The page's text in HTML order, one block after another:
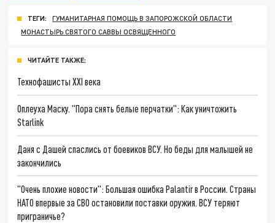
ТЕГИ:
ГУМАНИТАРНАЯ ПОМОЩЬ В ЗАПОРОЖСКОЙ ОБЛАСТИ
МОНАСТЫРЬ СВЯТОГО САВВЫ ОСВЯЩЕННОГО
ЧИТАЙТЕ ТАКЖЕ:
Технофашисты XXI века
Оплеуха Маску. "Пора снять белые перчатки": Как уничтожить
Starlink
Даня с Дашей спаслись от боевиков ВСУ. Но беды для малышей не
закончились
"Очень плохие новости": Большая ошибка Palantir в России. Страны
НАТО впервые за СВО остановили поставки оружия. ВСУ теряют
приграничье?